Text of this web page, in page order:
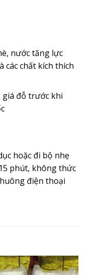
nước tăng lực
các chất kích thích
giá đỗ trước khi
hoặc đi bộ nhẹ
phút, không thức
điện thoại